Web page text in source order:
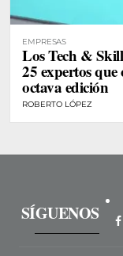
EMPRESAS
Los Tech &
25 expertos
octava edición
ROBERTO LÓPEZ
SÍGUENOS